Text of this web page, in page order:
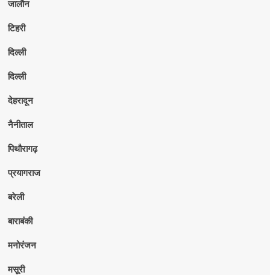
जालौन
टिहरी
दिल्ली
दिल्ली
देहरादून
नैनीताल
पिथौरागढ़
प्रयागराज
बरेली
बाराबंकी
मनोरंजन
मसूरी